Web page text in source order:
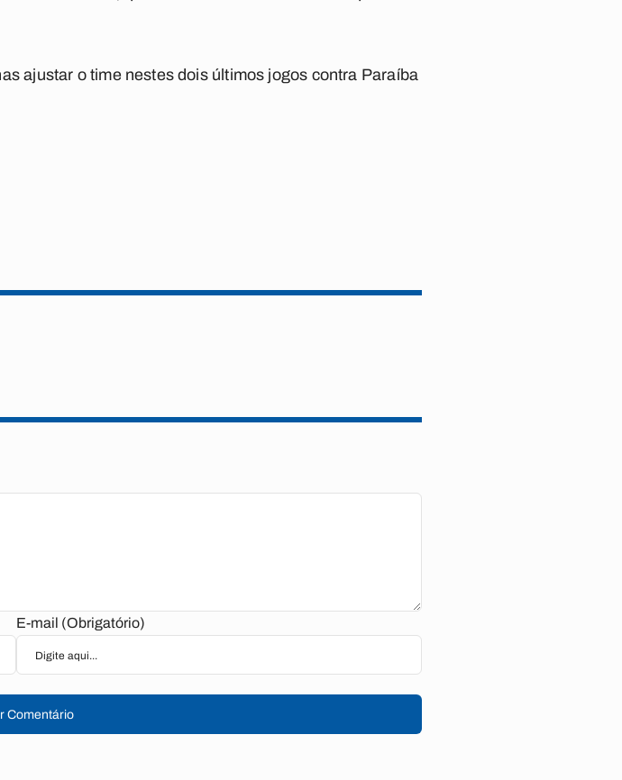
ajustar o time nestes dois últimos jogos contra Paraíba
E-mail (Obrigatório)
Comentário